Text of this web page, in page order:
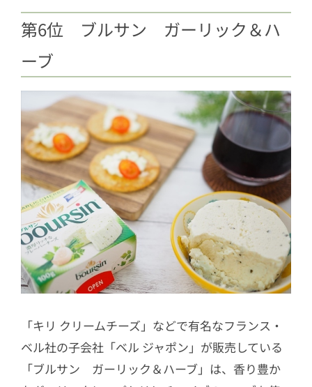
第6位 ブルサン ガーリック＆ハ
ーブ
「キリ クリームチーズ」などで有名なフランス・
ベル社の子会社「ベル ジャポン」が販売している
「ブルサン ガーリック＆ハーブ」は、香り豊か